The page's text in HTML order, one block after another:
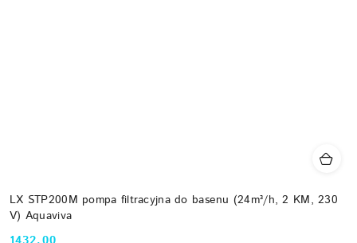
LX STP200M pompa filtracyjna do basenu (24m³/h, 2 KM, 230
V) Aquaviva